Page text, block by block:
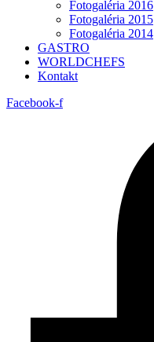
Fotogaléria 2016
Fotogaléria 2015
Fotogaléria 2014
GASTRO
WORLDCHEFS
Kontakt
Facebook-f